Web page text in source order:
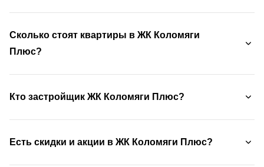
Сколько стоят квартиры в ЖК Коломяги
Плюс?
Кто застройщик ЖК Коломяги Плюс?
Есть скидки и акции в ЖК Коломяги Плюс?